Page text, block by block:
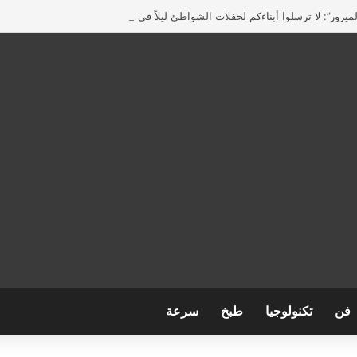
لا ترسلوا أبناءكم لحفلات الشواطئ ليلاً في بريطانيا
فن تكنولوجيا طبخ سرعة